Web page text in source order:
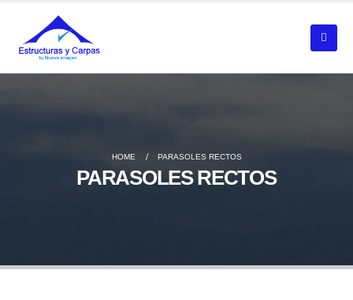
HOME PARASOLES RECTOS
PARASOLES RECTOS